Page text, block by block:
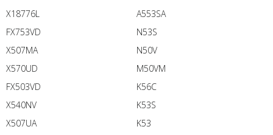
X18776L
FX753VD
X507MA
X570UD
FX503VD
X540NV
X507UA
A553SA
N53S
N50V
M50VM
K56C
K53S
K53